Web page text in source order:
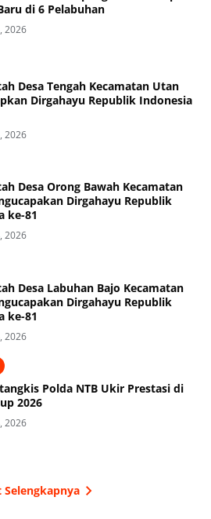
di 6 Pelabuhan
2026
Desa Tengah Kecamatan Utan
Dirgahayu Republik Indonesia
2026
Desa Orong Bawah Kecamatan
Dirgahayu Republik
ke-81
2026
Desa Labuhan Bajo Kecamatan
Dirgahayu Republik
ke-81
2026
Polda NTB Ukir Prestasi di
2026
2026
Selengkapnya